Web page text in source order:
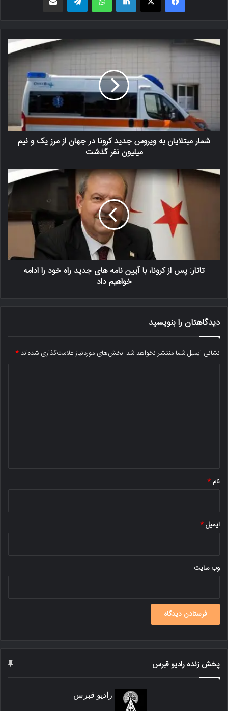
شمار مبتلایان به ویروس جدید کرونا در جهان از مرز یک و نیم
میلیون نفر گذشت
تاتار: پس از کرونا، با آیین نامه های جدید راه خود را ادامه
خواهیم داد
دیدگاهتان را بنویسید
نشانی ایمیل شما منتشر نخواهد شد. بخش‌های موردنیاز علامت‌گذاری شده‌اند*
نام *
ایمیل*
وب‌ سایت
پخش زنده رادیو قبرس
رادیو قبرس